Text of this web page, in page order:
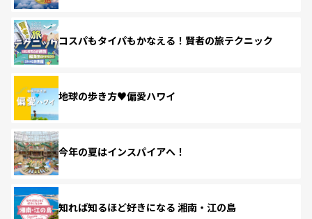
コスパもタイパもかなえる！賢者の旅テクニック
地球の歩き方♥偏愛ハワイ
今年の夏はインスパイアへ！
知れば知るほど好きになる 湘南・江の島